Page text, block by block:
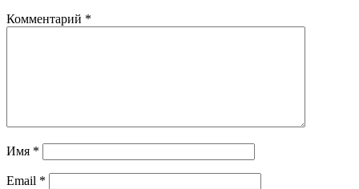
Комментарий *
Имя *
Email *